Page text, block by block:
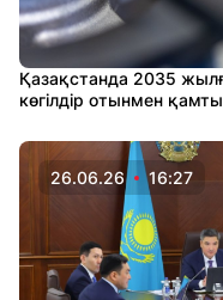
Қазақстанда 2035
көгілдір отынмен
26.06.26 16:27